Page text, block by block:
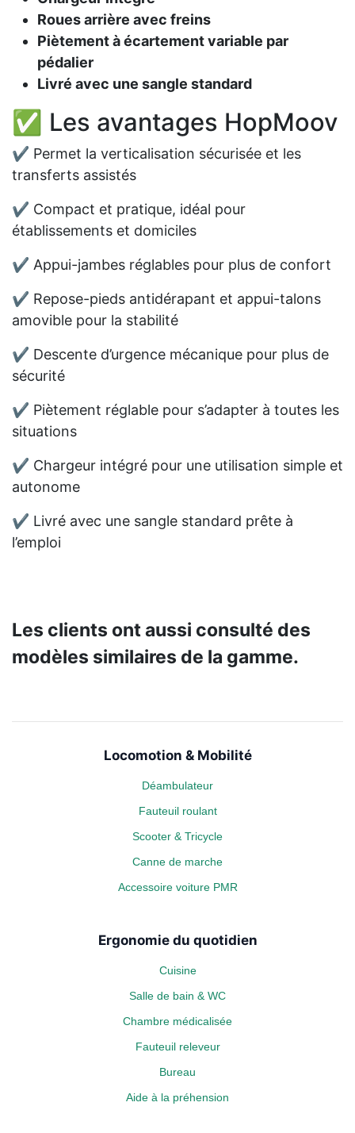
Roues arrière avec freins
Piètement à écartement variable par
pédalier
Livré avec une sangle standard
✅ Les avantages HopMoov
✔ Permet la verticalisation sécurisée et les
transferts assistés
✔ Compact et pratique, idéal pour
établissements et domiciles
✔ Appui-jambes réglables pour plus de confort
✔ Repose-pieds antidérapant et appui-talons
amovible pour la stabilité
✔ Descente d’urgence mécanique pour plus de
sécurité
✔ Piètement réglable pour s’adapter à toutes les
situations
✔ Chargeur intégré pour une utilisation simple et
autonome
✔ Livré avec une sangle standard prête à
l’emploi
Les clients ont aussi consulté des
modèles similaires de la gamme.
Locomotion & Mobilité
Déambulateur
Fauteuil roulant
Scooter & Tricycle
Canne de marche
Accessoire voiture PMR
Ergonomie du quotidien
Cuisine
Salle de bain & WC
Chambre médicalisée
Fauteuil releveur
Bureau
Aide à la préhension